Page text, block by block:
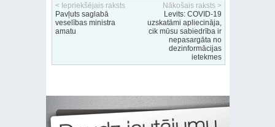
< Iepriekšējais raksts
Pavļuts saglabā
veselības ministra
amatu
Nākošais raksts >
Levits: COVID-19
uzskatāmi apliecināja,
cik mūsu sabiedrība ir
nepasargāta no
dezinformācijas
ietekmes